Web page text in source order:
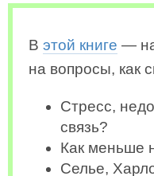
В этой книге —
на вопросы, как
Стресс,
связь?
Как меньше
Селье,